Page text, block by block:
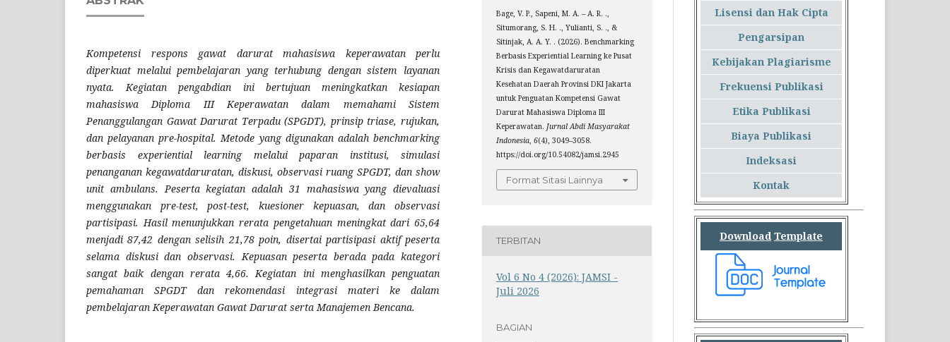
Kompetensi respons gawat darurat mahasiswa keperawatan perlu
diperkuat melalui pembelajaran yang terhubung dengan sistem layanan
nyata. Kegiatan pengabdian ini bertujuan meningkatkan kesiapan
mahasiswa Diploma III Keperawatan dalam memahami Sistem
Penanggulangan Gawat Darurat Terpadu (SPGDT), prinsip triase, rujukan,
dan pelayanan pre-hospital. Metode yang digunakan adalah benchmarking
berbasis experiential learning melalui paparan institusi, simulasi
penanganan kegawatdaruratan, diskusi, observasi ruang SPGDT, dan show
unit ambulans. Peserta kegiatan adalah 31 mahasiswa yang dievaluasi
menggunakan pre-test, post-test, kuesioner kepuasan, dan observasi
partisipasi. Hasil menunjukkan rerata pengetahuan meningkat dari 65,64
menjadi 87,42 dengan selisih 21,78 poin, disertai partisipasi aktif peserta
selama diskusi dan observasi. Kepuasan peserta berada pada kategori
sangat baik dengan rerata 4,66. Kegiatan ini menghasilkan penguatan
pemahaman SPGDT dan rekomendasi integrasi materi ke dalam
pembelajaran Keperawatan Gawat Darurat serta Manajemen Bencana.
Bage, V. P., Sapeni, M. A. – A. R. .,
Situmorang, S. H. ., Yulianti, S. ., &
Sitinjak, A. A. Y. . (2026). Benchmarking
Berbasis Experiential Learning ke Pusat
Krisis dan Kegawatdaruratan
Kesehatan Daerah Provinsi DKI Jakarta
untuk Penguatan Kompetensi Gawat
Darurat Mahasiswa Diploma III
Keperawatan.Jurnal Abdi Masyarakat
Indonesia,6(4), 3049–3058.
https://doi.org/10.54082/jamsi.2945
Format Sitasi Lainnya
TERBITAN
Vol 6 No 4 (2026): JAMSI -
Juli 2026
BAGIAN
Lisensi dan Hak Cipta
Pengarsipan
Kebijakan Plagiarisme
Frekuensi Publikasi
Etika Publikasi
Biaya Publikasi
Indeksasi
Kontak
Download Template